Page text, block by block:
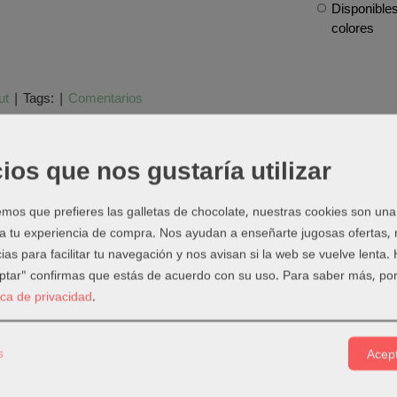
colores
| Tags: | Comentarios
COSTES DE ENVÍO COMENTARIOS
bolígrafos de gel opacos de Cricutpodrás adornar tus
gel suave, estos nuevos bolígrafos realzarán cada proyecto
especialmente bien sobre cartulinas con fondo oscuro .
para fiestas de cumpleaños o simplemente para añadir
que nos gustaría utilizar
que prefieres las galletas de chocolate, nuestras cookies son
tu experiencia de compra. Nos ayudan a enseñarte jugosas ofertas,
para facilitar tu navegación y nos avisan si la web se vuelve lenta.
confirmas que estás de acuerdo con su uso. Para saber más,
de privacidad.